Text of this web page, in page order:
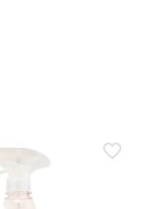
es zuerst auf
neutralem pH-